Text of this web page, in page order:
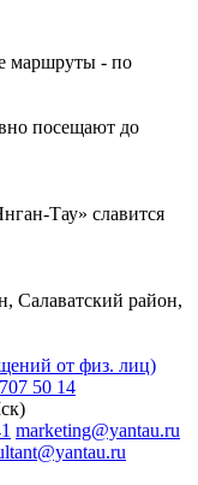
маршруты - по
посещают до
Тау» славится
Салаватский район,
от физ. лиц)
50 14
marketing@yantau.ru